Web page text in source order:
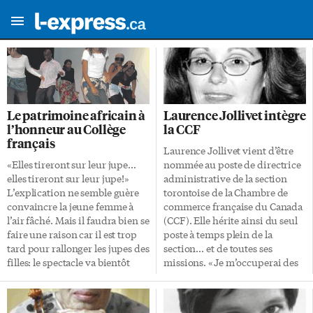
Le patrimoine africain à
l’honneur au Collège
français
«Elles tireront sur leur jupe…
elles tireront sur leur jupe!»
L’explication ne semble guère
convaincre la jeune femme à
l’air fâché. Mais il faudra bien se
faire une raison car il est trop
tard pour rallonger les jupes des
filles: le spectacle va bientôt
est animatrice culturelle au
Conseil scolaire de district du
Laurence Jollivet intègre
la CCF
Laurence Jollivet vient d’être
nommée au poste de directrice
administrative de la section
torontoise de la Chambre de
commerce française du Canada
(CCF). Elle hérite ainsi du seul
poste à temps plein de la
section… et de toutes ses
missions. «Je m’occuperai des
veillerai à augmenter leur
nombre, à trouver de nouveaux